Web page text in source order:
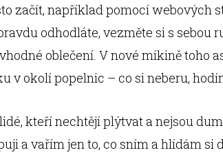
začít, například pomocí webových
odhodláte, vezměte si s sebou
oblečení. V nové mikině toho
v okolí popelnic – co si neberu,
kteří nechtějí plýtvat a nejsou
a vařím jen to, co sním a hlídám si